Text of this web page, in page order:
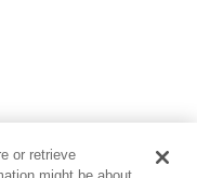
or retrieve